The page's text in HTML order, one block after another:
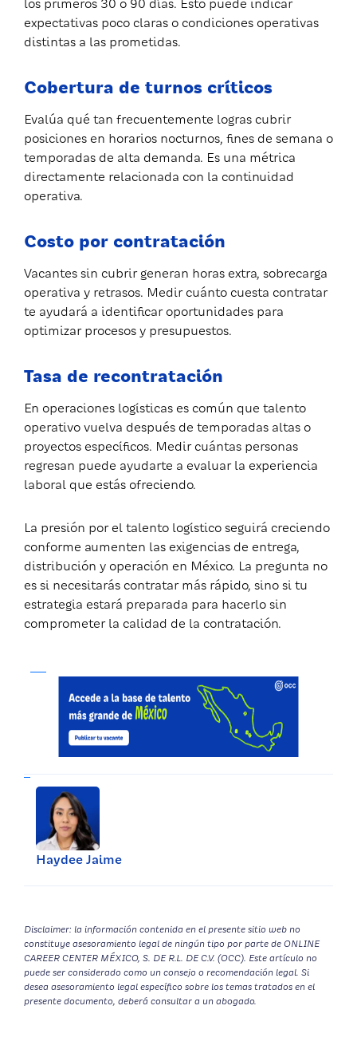
expectativas poco claras o condiciones operativas
distintas a las prometidas.
Cobertura de turnos críticos
Evalúa qué tan frecuentemente logras cubrir
posiciones en horarios nocturnos, fines de semana o
temporadas de alta demanda. Es una métrica
directamente relacionada con la continuidad
operativa.
Costo por contratación
Vacantes sin cubrir generan horas extra, sobrecarga
operativa y retrasos. Medir cuánto cuesta contratar
te ayudará a identificar oportunidades para
optimizar procesos y presupuestos.
Tasa de recontratación
En operaciones logísticas es común que talento
operativo vuelva después de temporadas altas o
proyectos específicos. Medir cuántas personas
regresan puede ayudarte a evaluar la experiencia
laboral que estás ofreciendo.
La presión por el talento logístico seguirá creciendo
conforme aumenten las exigencias de entrega,
distribución y operación en México. La pregunta no
es si necesitarás contratar más rápido, sino si tu
estrategia estará preparada para hacerlo sin
comprometer la calidad de la contratación.
Haydee Jaime
Disclaimer: la información contenida en el presente sitio web no
constituye asesoramiento legal de ningún tipo por parte de ONLINE
CAREER CENTER MÉXICO, S. DE R.L. DE C.V. (OCC). Este artículo no
puede ser considerado como un consejo o recomendación legal. Si
desea asesoramiento legal específico sobre los temas tratados en el
presente documento, deberá consultar a un abogado.